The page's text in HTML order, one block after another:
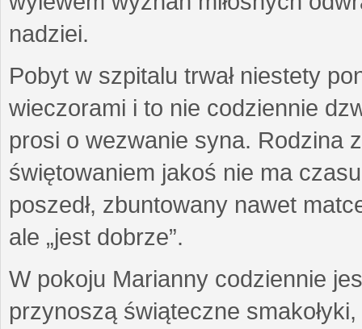
nadziei.
Pobyt w szpitalu trwał niestety
wieczorami i to nie codziennie
prosi o wezwanie syna. Rodzina
świętowaniem jakoś nie ma
poszedł, zbuntowany nawet
ale „jest dobrze”.
W pokoju Marianny codziennie
przynoszą świąteczne